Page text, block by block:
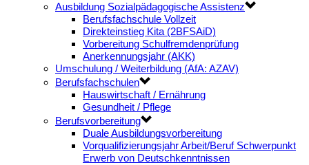
Ausbildung Sozialpädagogische Assistenz
Berufsfachschule Vollzeit
Direkteinstieg Kita (2BFSAiD)
Vorbereitung Schulfremdenprüfung
Anerkennungsjahr (AKK)
Umschulung / Weiterbildung (AfA: AZAV)
Berufsfachschulen
Hauswirtschaft / Ernährung
Gesundheit / Pflege
Berufsvorbereitung
Duale Ausbildungsvorbereitung
Vorqualifizierungsjahr Arbeit/Beruf Schwerpunkt
Erwerb von Deutschkenntnissen